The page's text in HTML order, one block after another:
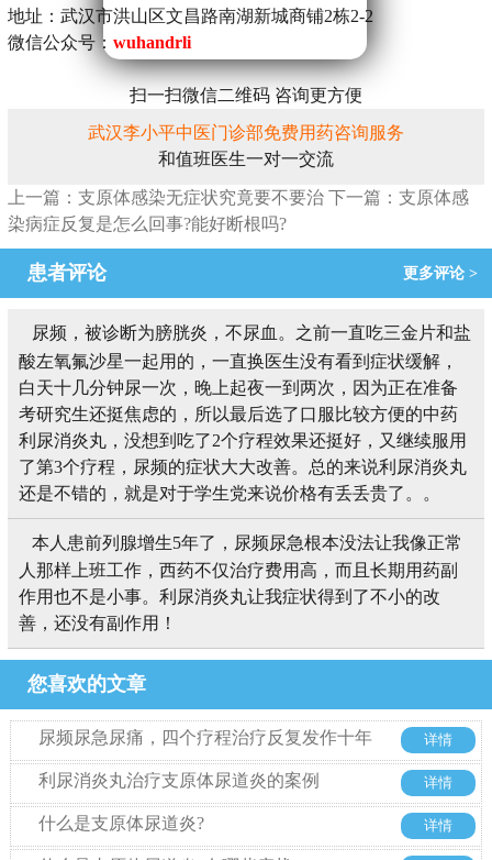
地址：武汉市洪山区文昌路南湖新城商铺2栋2-2
微信公众号： wuhandrli
扫一扫微信二维码 咨询更方便
武汉李小平中医门诊部免费用药咨询服务
和值班医生一对一交流
上一篇：支原体感染无症状究竟要不要治 下一篇：支原体感
染病症反复是怎么回事?能好断根吗?
患者评论 更多评论 >
尿频，被诊断为膀胱炎，不尿血。之前一直吃三金片和盐
酸左氧氟沙星一起用的，一直换医生没有看到症状缓解，
白天十几分钟尿一次，晚上起夜一到两次，因为正在准备
考研究生还挺焦虑的，所以最后选了口服比较方便的中药
利尿消炎丸，没想到吃了2个疗程效果还挺好，又继续服用
了第3个疗程，尿频的症状大大改善。总的来说利尿消炎丸
还是不错的，就是对于学生党来说价格有丢丢贵了。。
本人患前列腺增生5年了，尿频尿急根本没法让我像正常
人那样上班工作，西药不仅治疗费用高，而且长期用药副
作用也不是小事。利尿消炎丸让我症状得到了不小的改
善，还没有副作用！
您喜欢的文章
尿频尿急尿痛，四个疗程治疗反复发作十年
的解脲支原体尿道炎
详情
利尿消炎丸治疗支原体尿道炎的案例 详情
什么是支原体尿道炎? 详情